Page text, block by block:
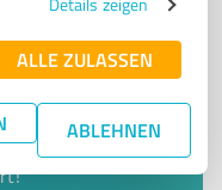
ALLE ZULASSEN
ABLEHNEN
werden?
Sie ein von